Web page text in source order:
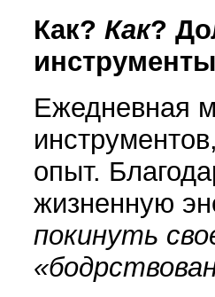
Как? Как?
Ежедневная
опыт.
жизненную
покинуть